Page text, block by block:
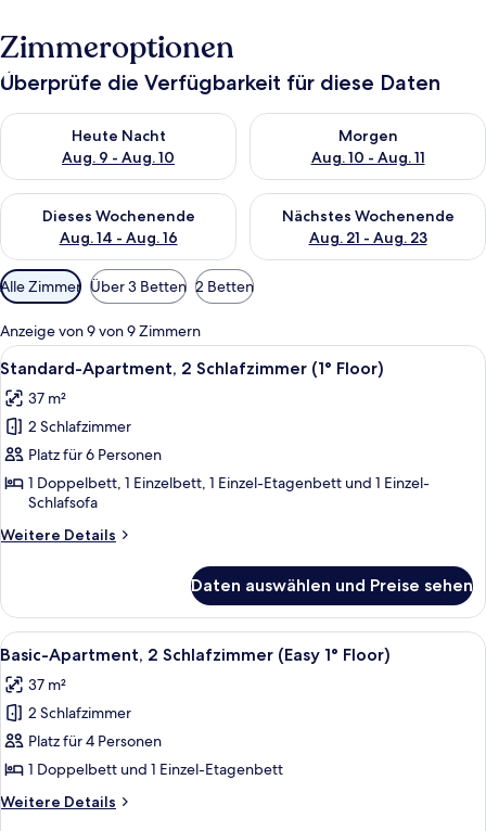
Zimmeroptionen
Überprüfe die Verfügbarkeit für diese Daten
Heute Nacht
Aug. 9 - Aug. 10
Überprüfe die Verfügbarkeit für heute Nacht, Aug. 9 - Aug.
Morgen
Aug. 10 - Aug. 11
Überprüfe die Verfügbarkeit
Dieses Wochenende
Aug. 14 - Aug. 16
Überprüfe die Verfügbarkeit für dieses Wochenende, Aug. 14
Nächstes Wochenende
Aug. 21 - Aug. 23
Überprüfe die Verfügbarkeit
Verfügbare
Filter
für
Zimmer
Alle Zimmer Über 3 Betten 2 Betten
Anzeige von 9 von 9 Zimmern
Alle
Fotos
für
Standard-
Apartment,
2 Schlafzimmer
Floor)
Eine moderne Küche mit
4
Standard-Apartment, 2 Schlafzimmer (1° Floor)
37 m²
2 Schlafzimmer
Platz für 6 Personen
1 Doppelbett, 1 Einzelbett, 1 Einzel-Etagenbett und 1 Einzel-
Schlafsofa
Weitere Details
Weitere
Apartment,
2 Schlafzimmer
(1°
Daten auswählen und Preise sehen
Alle
Fotos
für
Basic-
Apartment,
2 Schlafzimmer
(Easy
1°
Ein Doppelbett mit weißen
4
Basic-Apartment, 2 Schlafzimmer (Easy 1° Floor)
37 m²
2 Schlafzimmer
Platz für 4 Personen
1 Doppelbett und 1 Einzel-Etagenbett
Weitere Details
Weitere